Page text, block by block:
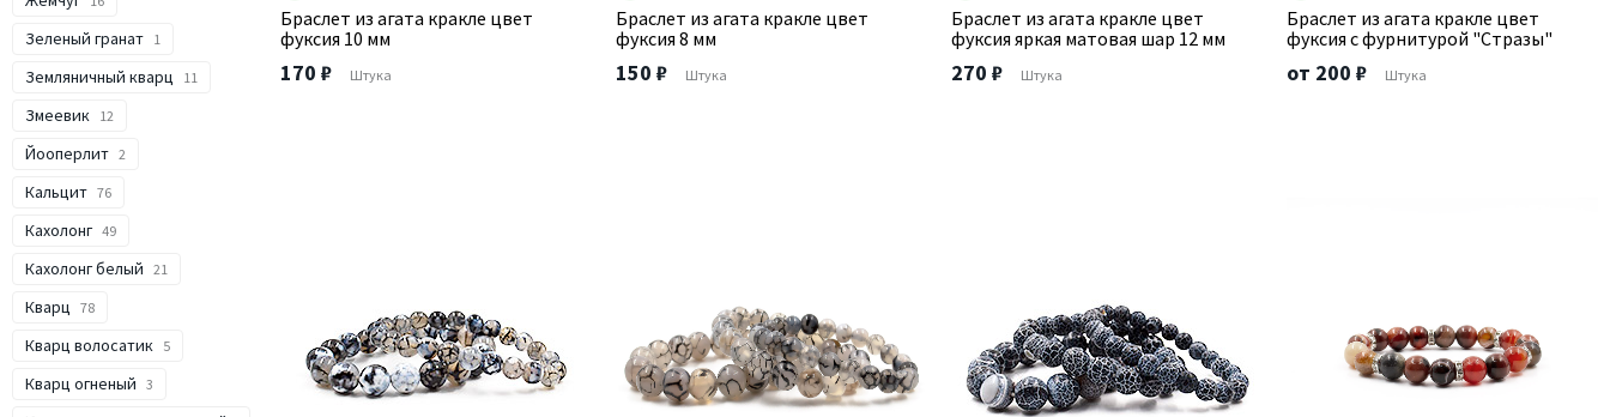
Зеленый гранат 1
Земляничный кварц 11
Змеевик 12
Йооперлит 2
Кальцит 76
Кахолонг 49
Кахолонг белый 21
Кварц 78
Кварц волосатик 5
Кварц огненый 3
Браслет из агата кракле цвет
фуксия 10 мм
170 ₽ Штука
Браслет из агата кракле цвет
фуксия 8 мм
150 ₽ Штука
Браслет из агата кракле цвет
фуксия яркая матовая шар 12 мм
270 ₽ Штука
Браслет из агата кракле цвет
фуксия с фурнитурой "Стразы"
от 200 ₽ Штука